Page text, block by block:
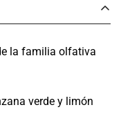
la familia olfativa
verde y limón